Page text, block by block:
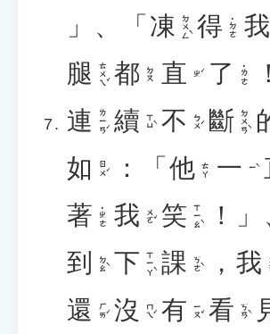
」、「 凍 ㄉㄨㄥˋ 得 ˙ㄉㄜ 我
腿 ㄊㄨㄟˇ 都 ㄉㄡ 直 ㄓˊ 了 ˙ㄌㄜ
連 ㄌㄧㄢˊ 續 ㄒㄩˋ 不 ㄅㄨˊ 斷 ㄉㄨㄢˋ
如 ㄖㄨˊ ：「 他 ㄊㄚ 一 ㄧˋ
著 ˙ㄓㄜ 我 ㄨㄛˇ 笑 ㄒㄧㄠˋ ！」
到 ㄉㄠˋ 下 ㄒㄧㄚˋ 課 ㄎㄜˋ ， 我
還 ㄏㄞˊ 沒 ㄇㄟˊ 有 ㄧㄡˇ 看 ㄎㄢˋ